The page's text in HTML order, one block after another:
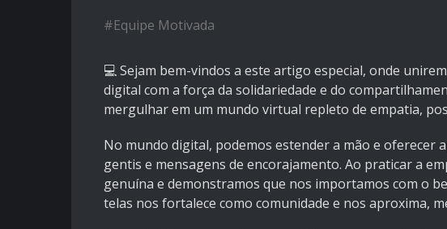
#Equipe Motivada
💻 Sejam bem-vindos a este artigo especial, onde
digital com a força da solidariedade e do
mergulhar em um mundo virtual repleto de empatia,
No mundo digital, podemos estender a mão e oferecer
gentis e mensagens de encorajamento. Ao praticar a
genuína e demonstramos que nos importamos com o
telas nos fortalece como comunidade e nos aproxima,